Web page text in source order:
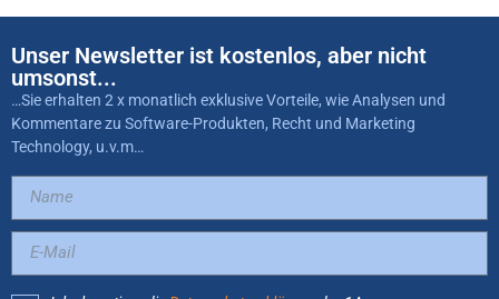
Unser Newsletter ist kostenlos, aber nicht
umsonst...
…Sie erhalten 2 x monatlich exklusive Vorteile, wie Analysen und
Kommentare zu Software-Produkten, Recht und Marketing
Technology, u.v.m…